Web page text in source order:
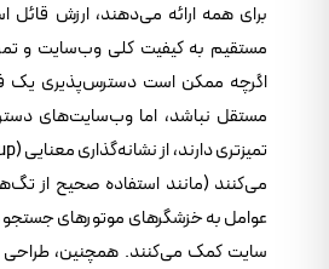
برای همه ارائه می‌دهند، ارزش
مستقیم به کیفیت کلی وب‌سایت و
اگرچه ممکن است دسترس‌پذیری یک
مستقل نباشد، اما وب‌سایت‌های
عوامل به خزشگرهای موتورهای جستجو
سایت کمک می‌کنند. همچنین، طراحی